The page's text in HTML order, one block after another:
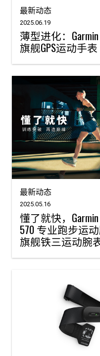
最新动态
2025.06.19
薄型进化：
旗舰GPS运动手表
最新动态
2025.05.16
懂了就快，
570 专业跑步运动
旗舰铁三运动腕